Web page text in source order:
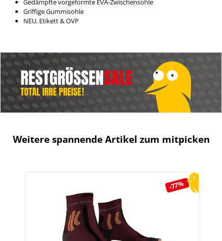
Gedämpfte vorgeformte EVA-Zwischensohle
Griffige Gummisohle
NEU, Etikett & OVP
Weitere spannende Artikel zum mitpicken
-77%